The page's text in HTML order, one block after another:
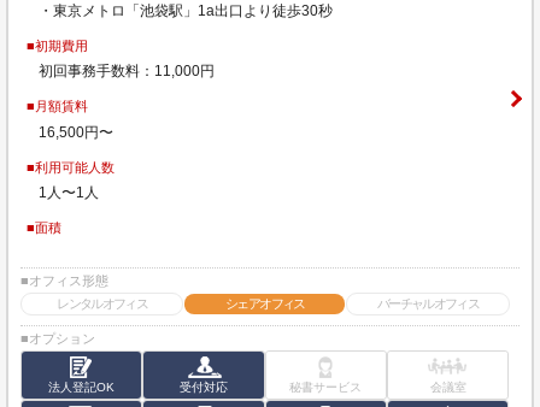
・東京メトロ「池袋駅」1a出口より徒歩30秒
■初期費用
初回事務手数料：11,000円
■月額賃料
16,500円〜
■利用可能人数
1人〜1人
■面積
■オフィス形態
レンタルオフィス
シェアオフィス バーチャルオフィス
■オプション
法人登記OK 受付対応 秘書サービス 会議室